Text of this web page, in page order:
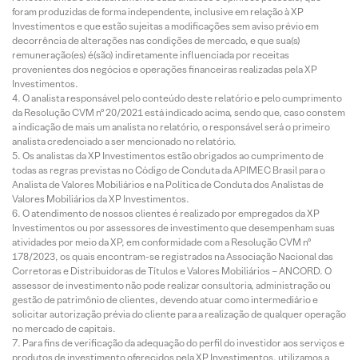
foram produzidas de forma independente, inclusive em relação à XP
Investimentos e que estão sujeitas a modificações sem aviso prévio em
decorrência de alterações nas condições de mercado, e que sua(s)
remuneração(es) é(são) indiretamente influenciada por receitas
provenientes dos negócios e operações financeiras realizadas pela XP
Investimentos.
O analista responsável pelo conteúdo deste relatório e pelo cumprimento
da Resolução CVM nº 20/2021 está indicado acima, sendo que, caso constem
a indicação de mais um analista no relatório, o responsável será o primeiro
analista credenciado a ser mencionado no relatório.
Os analistas da XP Investimentos estão obrigados ao cumprimento de
todas as regras previstas no Código de Conduta da APIMEC Brasil para o
Analista de Valores Mobiliários e na Política de Conduta dos Analistas de
Valores Mobiliários da XP Investimentos.
O atendimento de nossos clientes é realizado por empregados da XP
Investimentos ou por assessores de investimento que desempenham suas
atividades por meio da XP, em conformidade com a Resolução CVM nº
178/2023, os quais encontram-se registrados na Associação Nacional das
Corretoras e Distribuidoras de Títulos e Valores Mobiliários – ANCORD. O
assessor de investimento não pode realizar consultoria, administração ou
gestão de patrimônio de clientes, devendo atuar como intermediário e
solicitar autorização prévia do cliente para a realização de qualquer operação
no mercado de capitais.
Para fins de verificação da adequação do perfil do investidor aos serviços e
produtos de investimento oferecidos pela XP Investimentos, utilizamos a